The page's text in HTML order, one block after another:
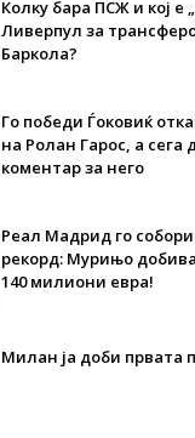
Колку бара ПСЖ и кој е
Ливерпул за
Баркола?
Го победи Ѓоковиќ
на Ролан Гарос, а сега
коментар за него
Реал Мадрид го
рекорд: Мурињо
140 милиони евра!
Милан ја доби првата